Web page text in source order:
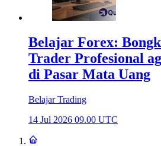
Belajar Forex:
Trader Profesional
di Pasar Mata Uang
Belajar Trading
14 Jul 2026 09.00 UTC